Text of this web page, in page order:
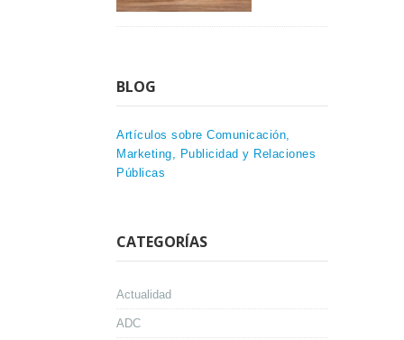
BLOG
Artículos sobre Comunicación,
Marketing, Publicidad y Relaciones
Públicas
CATEGORÍAS
Actualidad
ADC